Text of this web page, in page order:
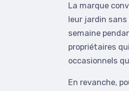
La marque
leur jardin
semaine
propriétaires
occasionnels
En revanche,